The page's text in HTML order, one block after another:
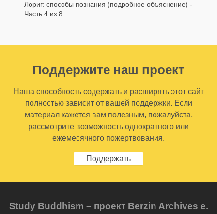
Лориг: способы познания (подробное объяснение) -
Часть 4 из 8
Поддержите наш проект
Наша способность содержать и расширять этот сайт
полностью зависит от вашей поддержки. Если
материал кажется вам полезным, пожалуйста,
рассмотрите возможность однократного или
ежемесячного пожертвования.
Поддержать
Study Buddhism – проект Berzin Archives e.